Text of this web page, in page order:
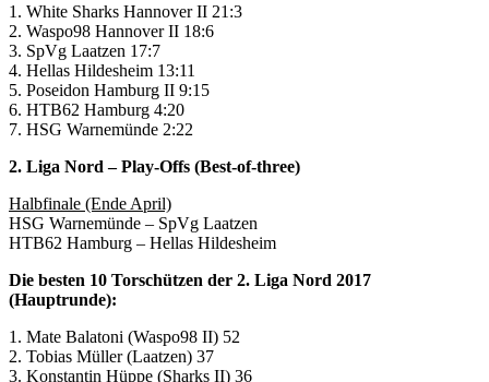
1. White Sharks Hannover II 21:3
2. Waspo98 Hannover II 18:6
3. SpVg Laatzen 17:7
4. Hellas Hildesheim 13:11
5. Poseidon Hamburg II 9:15
6. HTB62 Hamburg 4:20
7. HSG Warnemünde 2:22
2. Liga Nord – Play-Offs (Best-of-three)
Halbfinale (Ende April)
HSG Warnemünde – SpVg Laatzen
HTB62 Hamburg – Hellas Hildesheim
Die besten 10 Torschützen der 2. Liga Nord 2017
(Hauptrunde):
1. Mate Balatoni (Waspo98 II) 52
2. Tobias Müller (Laatzen) 37
3. Konstantin Hüppe (Sharks II) 36